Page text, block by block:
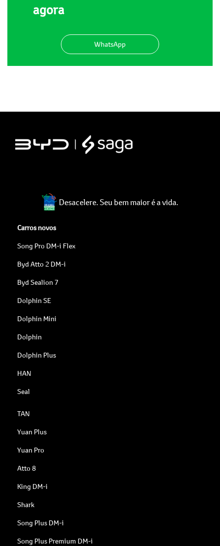
agora
WhatsApp
Desacelere. Seu bem maior é a vida.
Carros novos
Song Pro DM-i Flex
Byd Atto 2 DM-i
Byd Sealion 7
Dolphin SE
Dolphin Mini
Dolphin
Dolphin Plus
HAN
Seal
TAN
Yuan Plus
Yuan Pro
Atto 8
King DM-i
Shark
Song Plus DM-i
Song Plus Premium DM-i